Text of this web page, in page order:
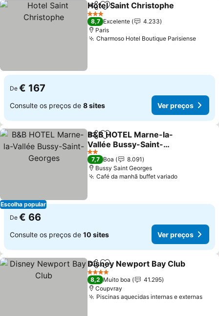
PartilharAdicionar aos favoritos
Hotel Saint Christophe
3 Estrelas
8,7 Excelente
4.233
Paris
Charmoso Hotel Boutique Parisiense
De € 167
Consulte os preços de 8 sites Ver preços
Escolha popular
PartilharAdicionar aos favoritos
B&B HOTEL Marne-la-
Vallée Bussy-Saint-
Georges
2 Estrelas
7,7 Boa
8.091
Bussy Saint Georges
Café da manhã buffet variado
De € 66
Consulte os preços de 10 sites Ver preços
PartilharAdicionar aos favoritos
Disney Newport Bay Club
4 Estrelas
8,2 Muito boa
41.295
Coupvray
Piscinas aquecidas internas e externas